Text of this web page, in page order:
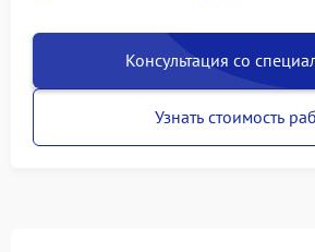
Консультация со
Узнать стоимость